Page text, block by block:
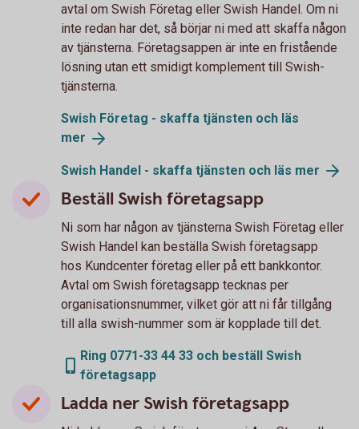
avtal om Swish Företag eller Swish Handel. Om ni
inte redan har det, så börjar ni med att skaffa någon
av tjänsterna. Företagsappen är inte en fristående
lösning utan ett smidigt komplement till Swish-
tjänsterna.
Swish Företag - skaffa tjänsten och läs
mer
Swish Handel - skaffa tjänsten och läs mer
Beställ Swish företagsapp
Ni som har någon av tjänsterna Swish Företag eller
Swish Handel kan beställa Swish företagsapp
hos Kundcenter företag eller på ett bankkontor.
Avtal om Swish företagsapp tecknas per
organisationsnummer, vilket gör att ni får tillgång
till alla swish-nummer som är kopplade till det.
Ring 0771-33 44 33 och beställ Swish
företagsapp
Ladda ner Swish företagsapp